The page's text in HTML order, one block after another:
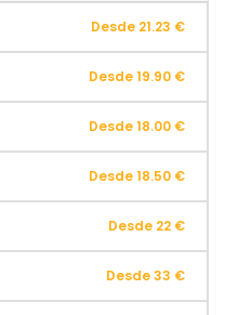
Desde 21.23 €
Desde 19.90 €
Desde 18.00 €
Desde 18.50 €
Desde 22 €
Desde 33 €